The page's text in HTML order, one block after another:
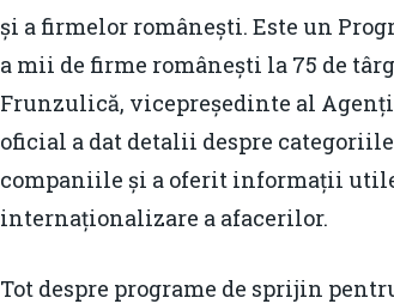
și a firmelor românești. Este un
a mii de firme românești la 75 de
Frunzulică, vicepreședinte al
oficial a dat detalii despre
companiile și a oferit informații
internaționalizare a afacerilor.
Tot despre programe de sprijin